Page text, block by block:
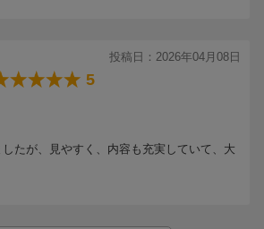
投稿日：2026年04月08日
5
たが、見やすく、内容も充実していて、大